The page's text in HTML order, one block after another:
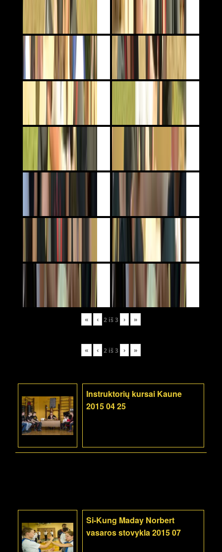
« ‹ 2 iš3 › »
« ‹ 2 iš3 › »
Instruktorių kursai Kaune
2015 04 25
Si-Kung Maday Norbert
vasaros stovykla 2015 07